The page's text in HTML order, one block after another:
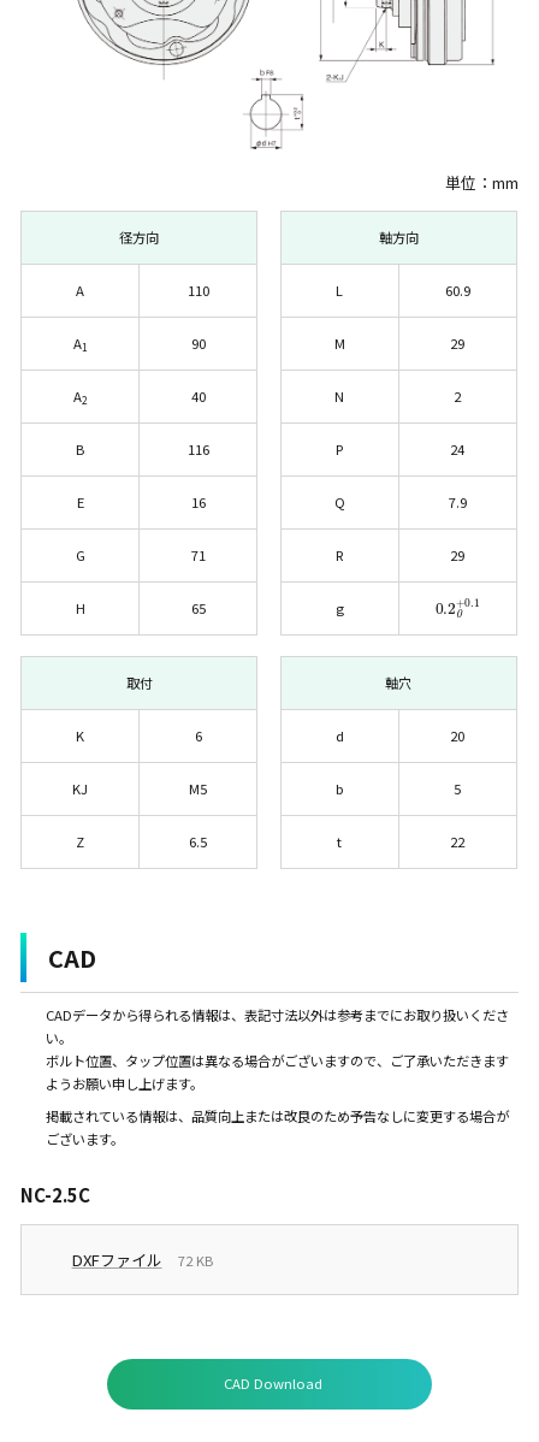
単位：mm
径方向
A 110
A1 90
A2 40
B 116
E 16
G 71
H 65
軸方向
L 60.9
M 29
N 2
P 24
Q 7.9
R 29
g 0+0.1
取付
K 6
KJ M5
Z 6.5
軸穴
d 20
b 5
t 22
CAD
CADデータから得られる情報は、表記寸法以外は参考までにお取り扱いくださ
い。
ボルト位置、タップ位置は異なる場合がございますので、ご了承いただきます
ようお願い申し上げます。
掲載されている情報は、品質向上または改良のため予告なしに変更する場合が
ございます。
NC-2.5C
DXFファイル 72 KB
CAD Download